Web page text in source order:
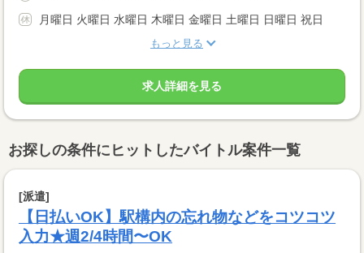
月曜日 火曜日 水曜日 木曜日 金曜日 土曜日 日曜日 祝日
もっと見る
求人詳細を見る
お探しの条件にヒットしたバイトル案件一覧
[派遣]
【日払いOK】駅構内の忘れ物などをコツコツ
入力★週2/4時間〜OK